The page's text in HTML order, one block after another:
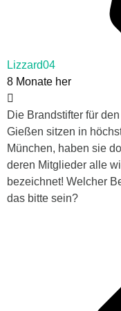
Lizzard04
8 Monate her
Die Brandstifter für
Gießen sitzen in
München, haben sie
deren Mitglieder alle
bezeichnet! Welcher
das bitte sein?